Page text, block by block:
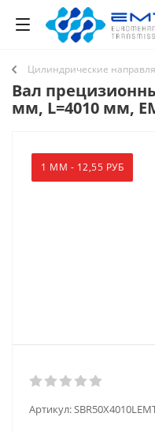
Цилиндрические
Вал
мм, L=4010 мм,
1 ММ - 12,55 РУБ
Артикул: